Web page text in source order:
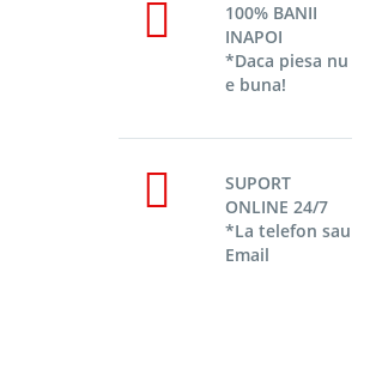
100% BANII
INAPOI
*Daca piesa nu
e buna!
SUPORT
ONLINE 24/7
*La telefon sau
Email